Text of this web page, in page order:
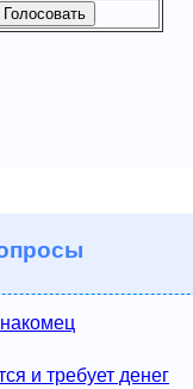
и требует денег